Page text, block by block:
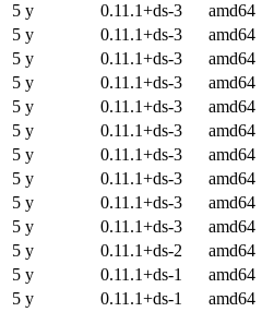
5 y
0.11.1+ds-3 amd64
5 y
0.11.1+ds-3 amd64
5 y
0.11.1+ds-3 amd64
5 y
0.11.1+ds-3 amd64
5 y
0.11.1+ds-3 amd64
5 y
0.11.1+ds-3 amd64
5 y
0.11.1+ds-3 amd64
5 y
0.11.1+ds-3 amd64
5 y
0.11.1+ds-3 amd64
5 y
0.11.1+ds-3 amd64
5 y
0.11.1+ds-2 amd64
5 y
0.11.1+ds-1 amd64
5 y
0.11.1+ds-1 amd64